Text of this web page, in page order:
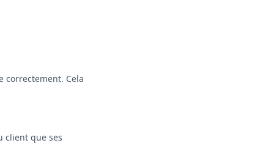
correctement. Cela
client que ses